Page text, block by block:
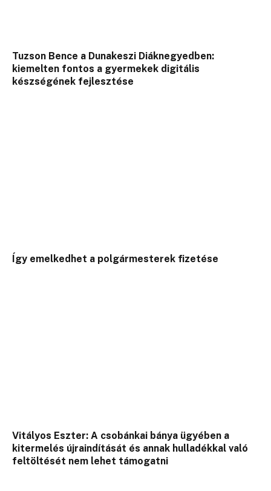
Tuzson Bence a Dunakeszi Diáknegyedben:
kiemelten fontos a gyermekek digitális
készségének fejlesztése
Így emelkedhet a polgármesterek fizetése
Vitályos Eszter: A csobánkai bánya ügyében a
kitermelés újraindítását és annak hulladékkal való
feltöltését nem lehet támogatni